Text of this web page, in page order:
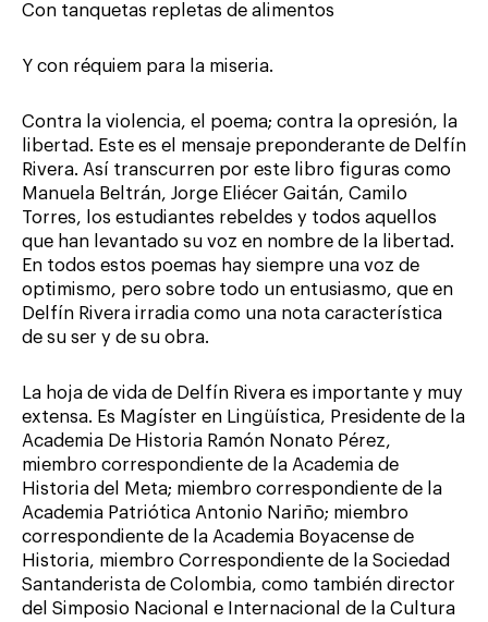
Con tanquetas repletas de alimentos
Y con réquiem para la miseria.
Contra la violencia, el poema; contra la opresión, la
libertad. Este es el mensaje preponderante de Delfín
Rivera. Así transcurren por este libro figuras como
Manuela Beltrán, Jorge Eliécer Gaitán, Camilo
Torres, los estudiantes rebeldes y todos aquellos
que han levantado su voz en nombre de la libertad.
En todos estos poemas hay siempre una voz de
optimismo, pero sobre todo un entusiasmo, que en
Delfín Rivera irradia como una nota característica
de su ser y de su obra.
La hoja de vida de Delfín Rivera es importante y muy
extensa. Es Magíster en Lingüística, Presidente de la
Academia De Historia Ramón Nonato Pérez,
miembro correspondiente de la Academia de
Historia del Meta; miembro correspondiente de la
Academia Patriótica Antonio Nariño; miembro
correspondiente de la Academia Boyacense de
Historia, miembro Correspondiente de la Sociedad
Santanderista de Colombia, como también director
del Simposio Nacional e Internacional de la Cultura